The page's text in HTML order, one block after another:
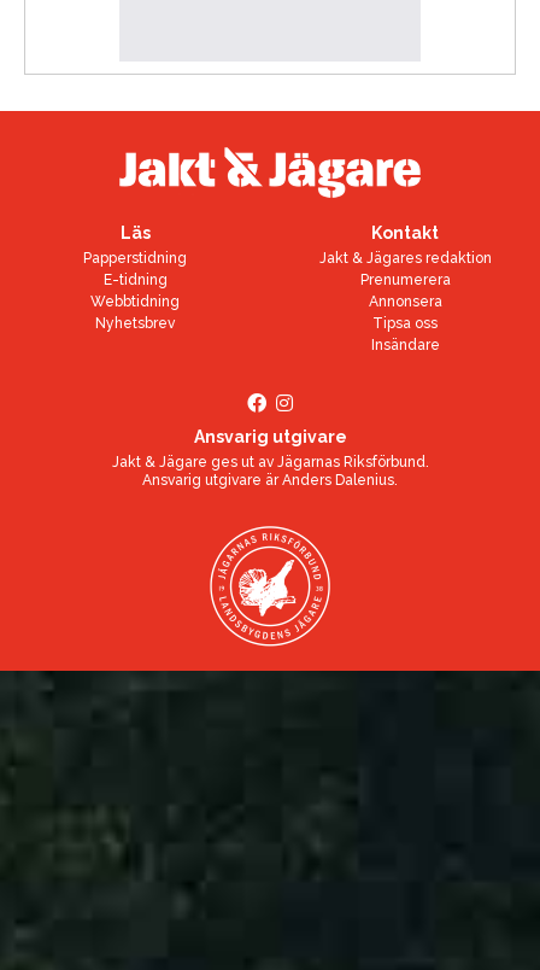
Läs
Papperstidning
E-tidning
Webbtidning
Nyhetsbrev
Kontakt
Jakt & Jägares redaktion
Prenumerera
Annonsera
Tipsa oss
Insändare
Ansvarig utgivare
Jakt & Jägare ges ut av Jägarnas Riksförbund
Ansvarig utgivare ärAnders Dalenius